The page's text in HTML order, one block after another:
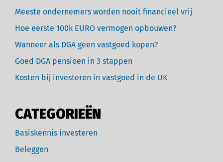
Meeste ondernemers worden nooit financieel vrij
Hoe eerste 100k EURO vermogen opbouwen?
Wanneer als DGA geen vastgoed kopen?
Goed DGA pensioen in 3 stappen
Kosten bij investeren in vastgoed in de UK
CATEGORIEËN
Basiskennis investeren
Beleggen